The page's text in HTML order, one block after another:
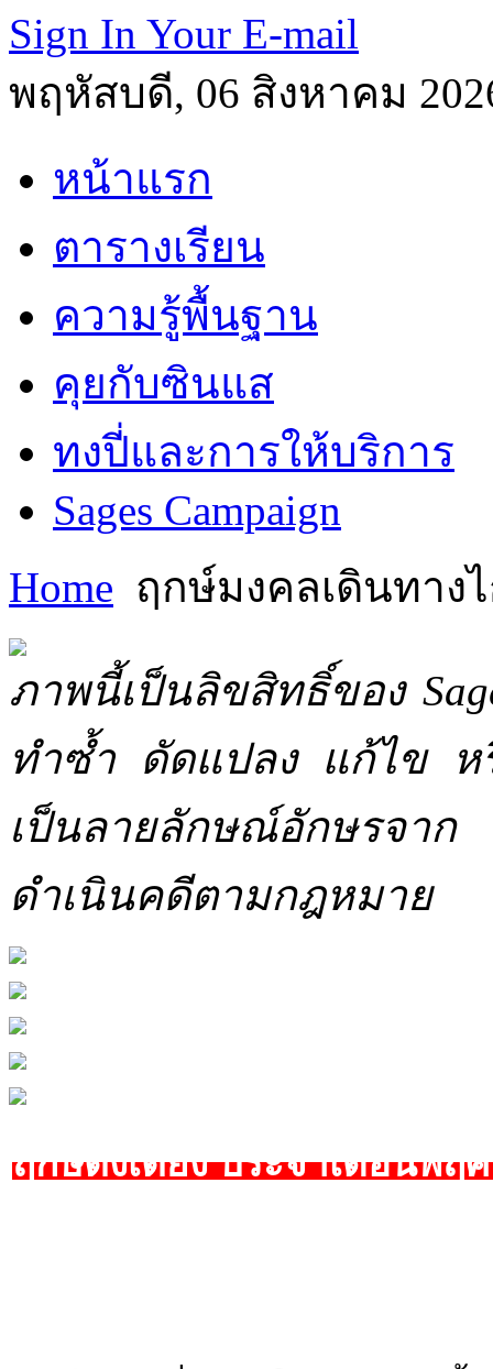
Sign In Your E-mail
พฤหัสบดี, 06 สิงหาคม
หน้าแรก
ตารางเรียน
ความรู้พื้นฐาน
คุยกับซินแส
ทงปี่และการให้บริการ
Sages Campaign
Home ฤกษ์มงคลเดินทาง
ภาพนี้เป็นลิขสิทธิ์ของ
ทำซ้ำ ดัดแปลง แก้ไข ห
เป็นลายลักษณ์อักษรจาก
ดำเนินคดีตามกฎหมาย
ฤกษ์ตั้งเตียง ประจำเดือนพฤ